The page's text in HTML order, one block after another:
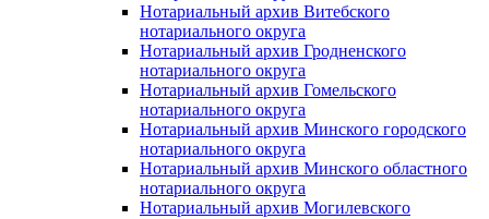
Нотариальный архив Витебского
нотариального округа
Нотариальный архив Гродненского
нотариального округа
Нотариальный архив Гомельского
нотариального округа
Нотариальный архив Минского городского
нотариального округа
Нотариальный архив Минского областного
нотариального округа
Нотариальный архив Могилевского